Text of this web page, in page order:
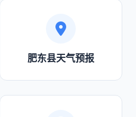
肥东县天气预报